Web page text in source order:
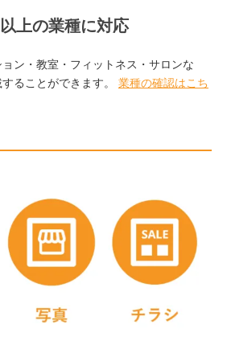
上の業種に対応
ン・教室・フィットネス・サロンな
ることができます。 業種の確認はこち